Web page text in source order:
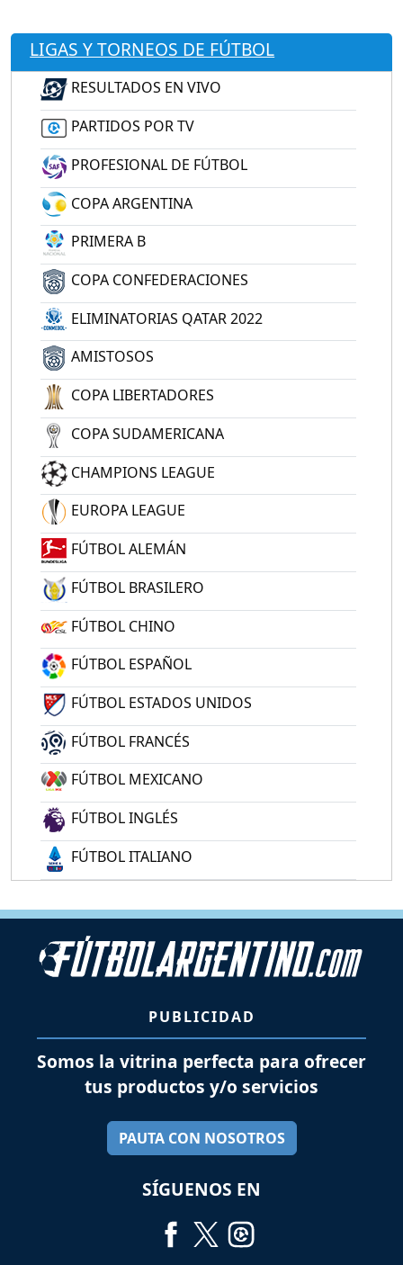
LIGAS Y TORNEOS DE FÚTBOL
RESULTADOS EN VIVO
PARTIDOS POR TV
PROFESIONAL DE FÚTBOL
COPA ARGENTINA
PRIMERA B
COPA CONFEDERACIONES
ELIMINATORIAS QATAR 2022
AMISTOSOS
COPA LIBERTADORES
COPA SUDAMERICANA
CHAMPIONS LEAGUE
EUROPA LEAGUE
FÚTBOL ALEMÁN
FÚTBOL BRASILERO
FÚTBOL CHINO
FÚTBOL ESPAÑOL
FÚTBOL ESTADOS UNIDOS
FÚTBOL FRANCÉS
FÚTBOL MEXICANO
FÚTBOL INGLÉS
FÚTBOL ITALIANO
PUBLICIDAD
Somos la vitrina perfecta para ofrecer
tus productos y/o servicios
PAUTA CON NOSOTROS
SÍGUENOS EN